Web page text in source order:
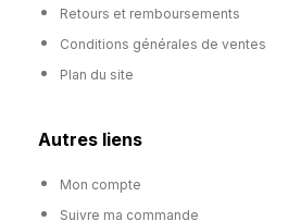
Retours et remboursements
Conditions générales de ventes
Plan du site
Autres liens
Mon compte
Suivre ma commande